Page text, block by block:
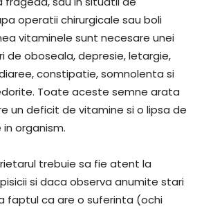
operatii chirurgicale sau boli
vitaminele sunt necesare unei
de oboseala, depresie, letargie,
constipatie, somnolenta si
Toate aceste semne arata
un deficit de vitamine si o lipsa de
organism.
trebuie sa fie atent la
si daca observa anumite stari
faptul ca are o suferinta (ochi